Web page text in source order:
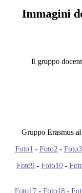
Immagini
Il gruppo
Gruppo Erasmus
Foto1 - Foto2 - Foto3
Foto9 - Foto10 -
Foto17- Foto18-